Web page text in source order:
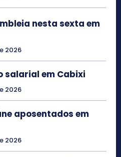
nesta sexta em
2026
salarial em Cabixi
2026
aposentados em
2026